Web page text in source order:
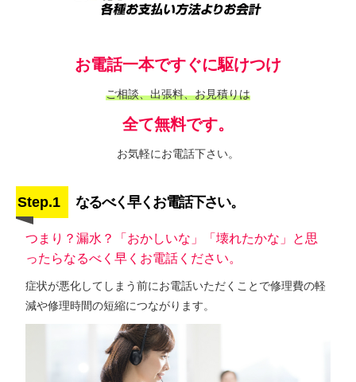
お電話一本ですぐに駆けつけ
ご相談、出張料、お見積りは
全て無料です。
お気軽にお電話下さい。
Step.1 なるべく早くお電話下さい。
つまり？漏水？「おかしいな」「壊れたかな」と思
ったらなるべく早くお電話ください。
症状が悪化してしまう前にお電話いただくことで修理費の軽
減や修理時間の短縮につながります。